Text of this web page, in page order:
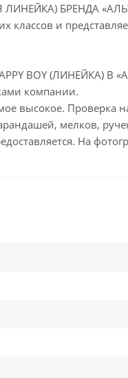
ЛИНЕЙКА) БРЕНДА
классов и
BOY (ЛИНЕЙКА) В
компании.
высокое. Проверка
мелков,
На